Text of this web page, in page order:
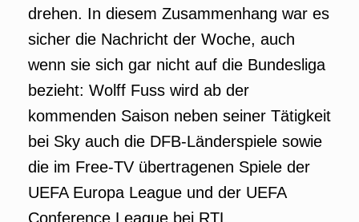
drehen. In diesem Zusammenhang war es
sicher die Nachricht der Woche, auch
wenn sie sich gar nicht auf die Bundesliga
bezieht: Wolff Fuss wird ab der
kommenden Saison neben seiner Tätigkeit
bei Sky auch die DFB-Länderspiele sowie
die im Free-TV übertragenen Spiele der
UEFA Europa League und der UEFA
Conference League bei RTL